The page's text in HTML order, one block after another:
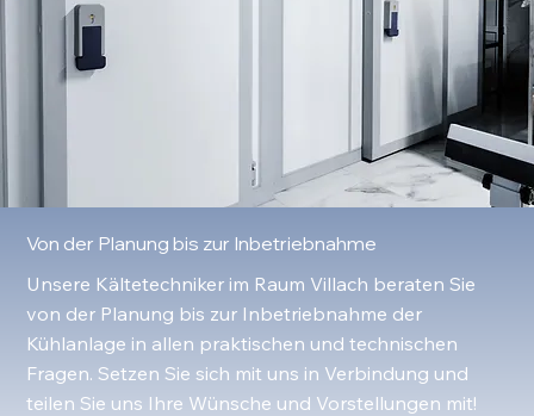
Von der Planung bis zur Inbetriebnahme
Unsere Kältetechniker im Raum Villach beraten Sie
von der Planung bis zur Inbetriebnahme der
Kühlanlage in allen praktischen und technischen
Fragen. Setzen Sie sich mit uns in Verbindung und
teilen Sie uns Ihre Wünsche und Vorstellungen mit!